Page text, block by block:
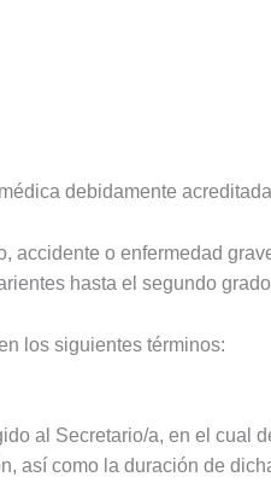
debidamente
accidente o enfermedad
hasta el segundo
los siguientes términos:
al Secretario/a, en el cual
así como la duración de